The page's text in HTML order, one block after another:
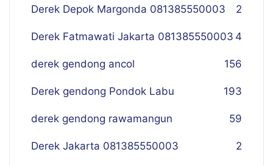
Derek Depok Margonda 081385550003 2
Derek Fatmawati Jakarta 081385550003 4
derek gendong ancol 156
Derek gendong Pondok Labu 193
derek gendong rawamangun 59
Derek Jakarta 081385550003 2